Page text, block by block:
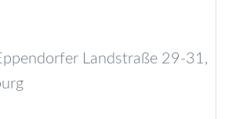
Landstraße 29-31,